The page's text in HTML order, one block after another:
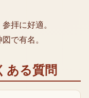
拝に好適。
で有名。
ある質問